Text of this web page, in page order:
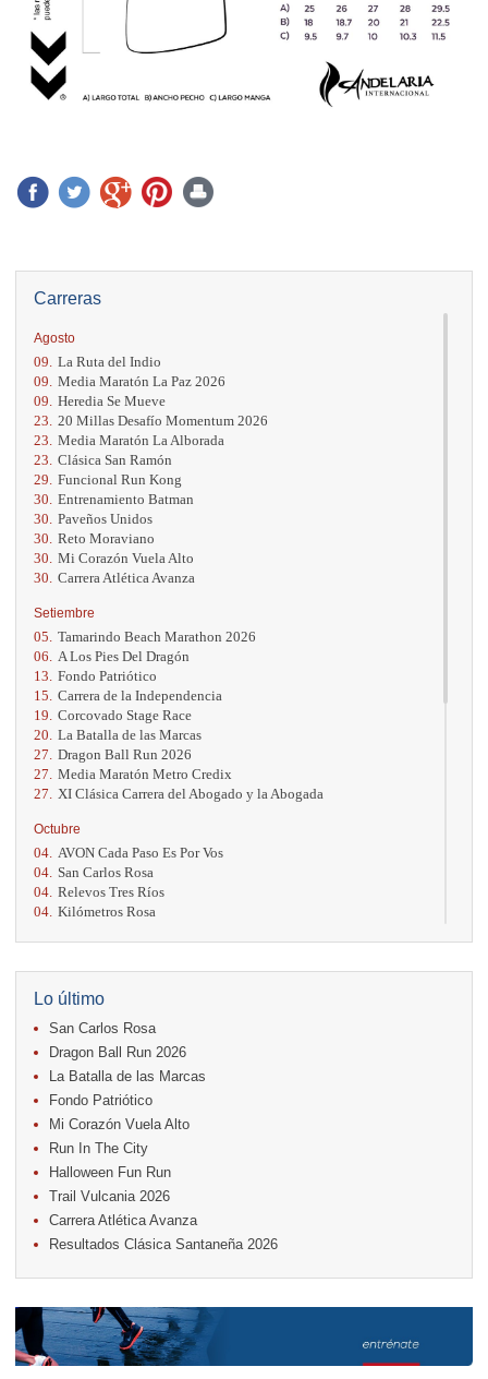
Carreras
Agosto
09. La Ruta del Indio
09. Media Maratón La Paz 2026
09. Heredia Se Mueve
23. 20 Millas Desafío Momentum 2026
23. Media Maratón La Alborada
23. Clásica San Ramón
29. Funcional Run Kong
30. Entrenamiento Batman
30. Paveños Unidos
30. Reto Moraviano
30. Mi Corazón Vuela Alto
30. Carrera Atlética Avanza
Setiembre
05. Tamarindo Beach Marathon 2026
06.
A Los Pies Del Dragón
13. Fondo Patriótico
15. Carrera de la Independencia
19. Corcovado Stage Race
20. La Batalla de las Marcas
27. Dragon Ball Run 2026
27. Media Maratón Metro Credix
27.
XI Clásica Carrera del Abogado y la Abogada
Octubre
04. AVON Cada Paso Es Por Vos
04. San Carlos Rosa
04. Relevos Tres Ríos
04. Kilómetros Rosa
18. Casa Turire Trail Run
18.
Warriors Run Circuit
18. Samsung Jacó Beach Half Marathon 2026
25. KRun by Under Armour
25. Run Alajuela
31.
Halloween Fun Run
Noviembre
08. Lindora Run
15. Entre Pan y Rosas
Diciembre
Trail Vulcania 2026
12. Media Maratón Puntarenas 2026
Lo último
San Carlos Rosa
Dragon Ball Run 2026
La Batalla de las Marcas
Fondo Patriótico
Mi Corazón Vuela Alto
Run In The City
Halloween Fun Run
Trail Vulcania 2026
Carrera Atlética Avanza
Resultados Clásica Santaneña 2026